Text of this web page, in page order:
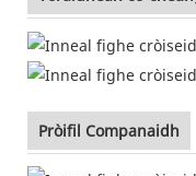
Pròifil Companaidh